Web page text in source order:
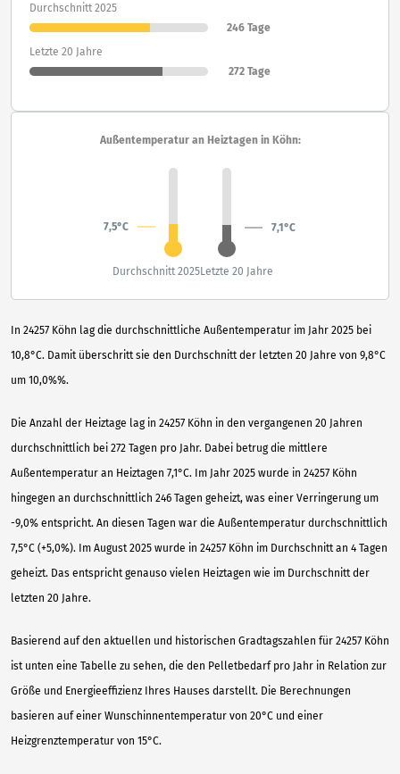
In 24257 Köhn lag die durchschnittliche Außentemperatur im Jahr 2025 bei
10,8°C. Damit überschritt sie den Durchschnitt der letzten 20 Jahre von 9,8°C
um 10,0%%.
Die Anzahl der Heiztage lag in 24257 Köhn in den vergangenen 20 Jahren
durchschnittlich bei 272 Tagen pro Jahr. Dabei betrug die mittlere
Außentemperatur an Heiztagen 7,1°C. Im Jahr 2025 wurde in 24257 Köhn
hingegen an durchschnittlich 246 Tagen geheizt, was einer Verringerung um
-9,0% entspricht. An diesen Tagen war die Außentemperatur durchschnittlich
7,5°C (+5,0%). Im August 2025 wurde in 24257 Köhn im Durchschnitt an 4 Tagen
geheizt. Das entspricht genauso vielen Heiztagen wie im Durchschnitt der
letzten 20 Jahre.
Basierend auf den aktuellen und historischen Gradtagszahlen für 24257 Köhn
ist unten eine Tabelle zu sehen, die den Pelletbedarf pro Jahr in Relation zur
Größe und Energieeffizienz Ihres Hauses darstellt. Die Berechnungen
basieren auf einer Wunschinnentemperatur von 20°C und einer
Heizgrenztemperatur von 15°C.
Durchschnitt 2025
246 Tage
Letzte 20 Jahre
272 Tage
Außentemperatur an Heiztagen in Köhn:
7,5°C 7,1°C
Durchschnitt 2025Letzte 20 Jahre